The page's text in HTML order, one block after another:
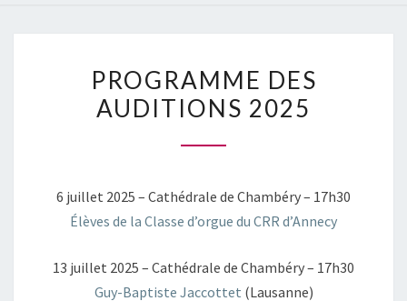
DES
AUDITIONS
PROGRAMME DES
AUDITIONS 2025
6 juillet 2025 – Cathédrale de Chambéry – 17h30
Élèves de la Classe d’orgue du CRR d’Annecy
13 juillet 2025 – Cathédrale de Chambéry – 17h30
Guy-Baptiste Jaccottet (Lausanne)